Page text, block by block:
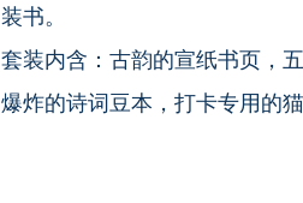
装书。
套装内含：古韵的宣纸书页，
爆炸的诗词豆本，打卡专用的